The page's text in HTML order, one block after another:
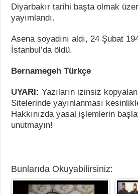
Diyarbakır tarihi başta olmak
yayımlandı.
Asena soyadını aldı, 24 Şubat
İstanbul’da öldü.
Bernamegeh Türkçe
UYARI: Yazıların izinsiz
Sitelerinde yayınlanması
Hakkınızda yasal işlemlerin
unutmayın!
Bunlarıda Okuyabilirsiniz: